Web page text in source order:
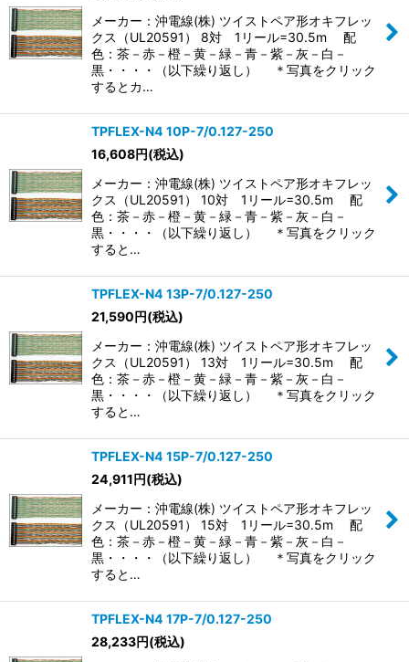
メーカー：沖電線(株) ツイストペア形オキフレッ
クス（UL20591） 8対 1リール=30.5m 配
色：茶－赤－橙－黄－緑－青－紫－灰－白－
黒・・・・（以下繰り返し） ＊写真をクリック
するとカ…
TPFLEX-N4 10P-7/0.127-250
16,608円(税込)
メーカー：沖電線(株) ツイストペア形オキフレッ
クス（UL20591） 10対 1リール=30.5m 配
色：茶－赤－橙－黄－緑－青－紫－灰－白－
黒・・・・（以下繰り返し） ＊写真をクリック
すると…
TPFLEX-N4 13P-7/0.127-250
21,590円(税込)
メーカー：沖電線(株) ツイストペア形オキフレッ
クス（UL20591） 13対 1リール=30.5m 配
色：茶－赤－橙－黄－緑－青－紫－灰－白－
黒・・・・（以下繰り返し） ＊写真をクリック
すると…
TPFLEX-N4 15P-7/0.127-250
24,911円(税込)
メーカー：沖電線(株) ツイストペア形オキフレッ
クス（UL20591） 15対 1リール=30.5m 配
色：茶－赤－橙－黄－緑－青－紫－灰－白－
黒・・・・（以下繰り返し） ＊写真をクリック
すると…
TPFLEX-N4 17P-7/0.127-250
28,233円(税込)